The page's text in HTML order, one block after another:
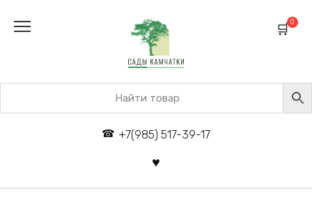
+7(985) 517-39-17
0